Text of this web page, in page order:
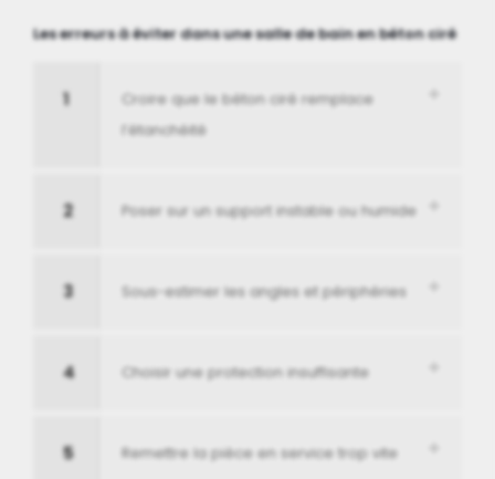
Les erreurs à éviter dans une salle de bain en béton ciré
1
Croire que le béton ciré remplace
l’étanchéité
2 Poser sur un support instable ou humide
3 Sous-estimer les angles et périphéries
4 Choisir une protection insuffisante
5 Remettre la pièce en service trop vite